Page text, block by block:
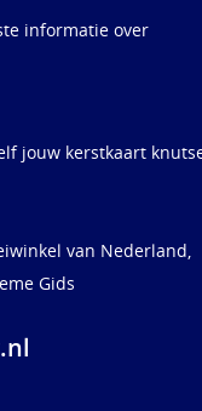
informatie over
jouw kerstkaart
van Nederland,
Gids